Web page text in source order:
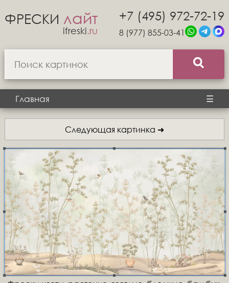
ФРЕСКИ лайт
ifreski.ru
+7 (495) 972-72-19
8 (977) 855-03-41
Главная ☰
Следующая картинка ➜